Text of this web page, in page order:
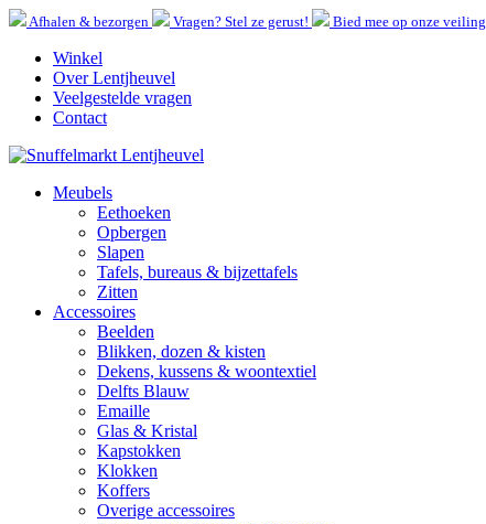
Afhalen & bezorgen Vragen? Stel ze gerust! Bied mee op onze veiling
Winkel
Over Lentjheuvel
Veelgestelde vragen
Contact
Meubels
Eethoeken
Opbergen
Slapen
Tafels, bureaus & bijzettafels
Zitten
Accessoires
Beelden
Blikken, dozen & kisten
Dekens, kussens & woontextiel
Delfts Blauw
Emaille
Glas & Kristal
Kapstokken
Klokken
Koffers
Overige accessoires